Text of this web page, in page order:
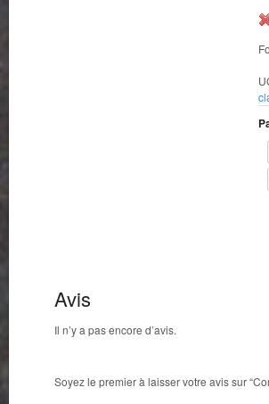
Avis
Il n’y a pas encore d’avis.
Soyez le premier à laisser votre avis sur